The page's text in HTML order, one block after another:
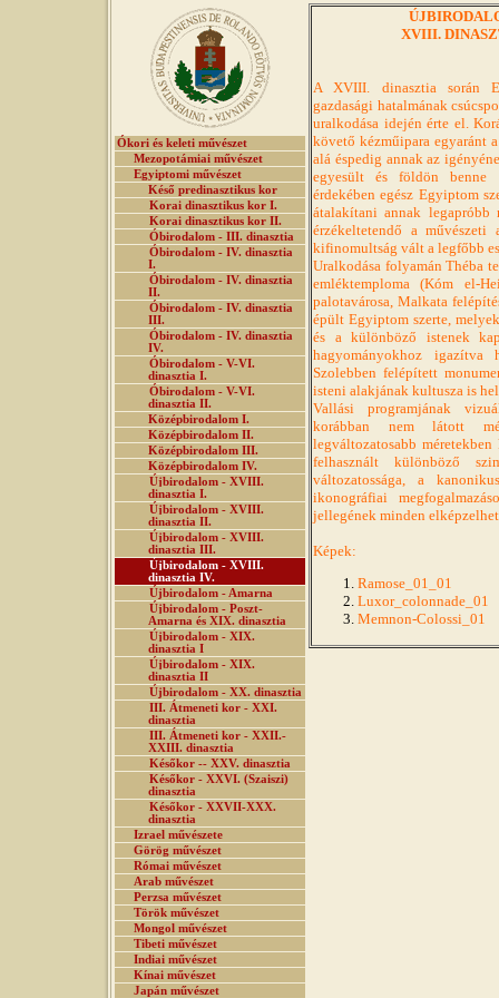
Ókori és keleti művészet
Mezopotámiai művészet
Egyiptomi művészet
Késő predinasztikus kor
Korai dinasztikus kor I.
Korai dinasztikus kor II.
Óbirodalom - III. dinasztia
Óbirodalom - IV. dinasztia
I.
Óbirodalom - IV. dinasztia
II.
Óbirodalom - IV. dinasztia
III.
Óbirodalom - IV. dinasztia
IV.
Óbirodalom - V-VI.
dinasztia I.
Óbirodalom - V-VI.
dinasztia II.
Középbirodalom I.
Középbirodalom II.
Középbirodalom III.
Középbirodalom IV.
Újbirodalom - XVIII.
dinasztia I.
Újbirodalom - XVIII.
dinasztia II.
Újbirodalom - XVIII.
dinasztia III.
Újbirodalom - XVIII.
dinasztia IV.
Újbirodalom - Amarna
Újbirodalom - Poszt-
Amarna és XIX. dinasztia
Újbirodalom - XIX.
dinasztia I
Újbirodalom - XIX.
dinasztia II
Újbirodalom - XX. dinasztia
III. Átmeneti kor - XXI.
dinasztia
III. Átmeneti kor - XXII.-
XXIII. dinasztia
Későkor -- XXV. dinasztia
Későkor - XXVI. (Szaiszi)
dinasztia
Későkor - XXVII-XXX.
dinasztia
Izrael művészete
Görög művészet
Római művészet
Arab művészet
Perzsa művészet
Török művészet
Mongol művészet
Tibeti művészet
Indiai művészet
Kínai művészet
Japán művészet
XVIII.
A XVIII. dinasztia során
gazdasági hatalmának
uralkodása idején érte el.
követő kézműipara egyaránt
alá éspedig annak az
egyesült és földön benne
érdekében egész Egyiptom
átalakítani annak legapróbb
érzékeltetendő a művészeti
kifinomultság vált a legfőbb
Uralkodása folyamán Théba
emléktemploma (Kóm el-
palotavárosa, Malkata
épült Egyiptom szerte,
és a különböző istenek
hagyományokhoz
Szolebben felépített
isteni alakjának kultusza is
Vallási programjának
korábban nem látott
legváltozatosabb
felhasznált különböző
változatossága, a
ikonográfiai
jellegének minden
Képek:
Ramose_01_01
Luxor_colonnade_01
Memnon-Colossi_01